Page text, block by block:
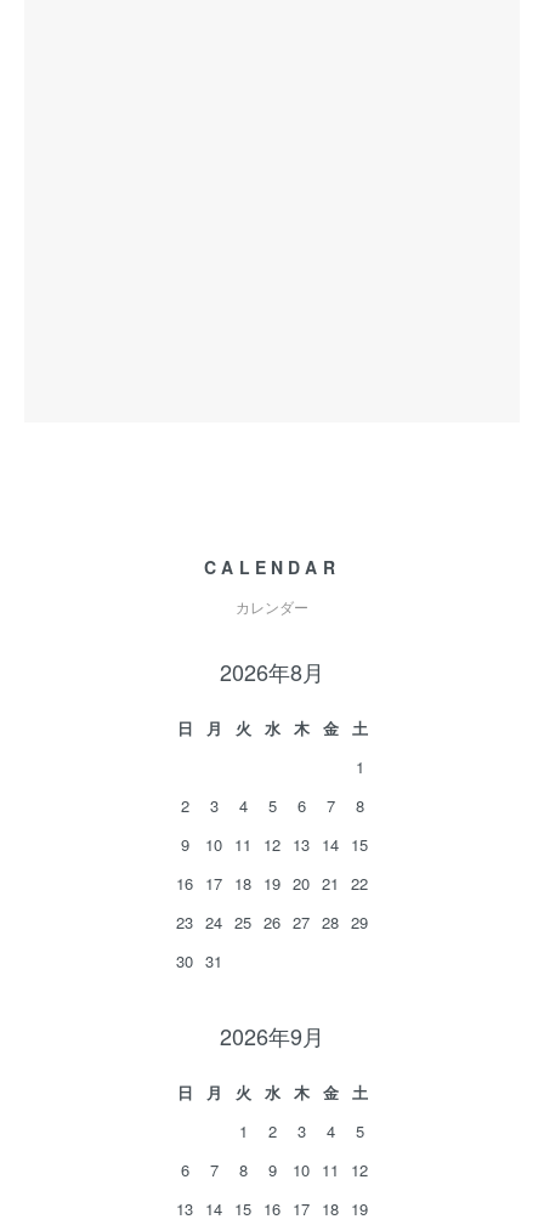
CALENDAR
カレンダー
2026年8月
日 月 火 水 木 金
土
1
2
3 4 5 6 7
8
9
10 11 12 13 14 15
16 17 18 19 20 21
22
23 24 25 26 27 28 29
30 31
2026年9月
日 月 火 水 木 金
土
1
2 3 4
5
6
7 8 9 10 11
12
13 14 15 16 17 18 19